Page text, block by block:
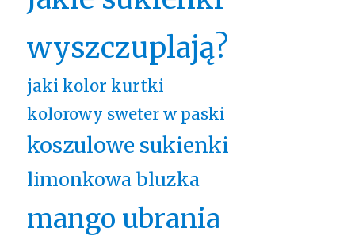
wyszczuplają?
jaki kolor kurtki
kolorowy sweter w paski
koszulowe sukienki
limonkowa bluzka
mango ubrania